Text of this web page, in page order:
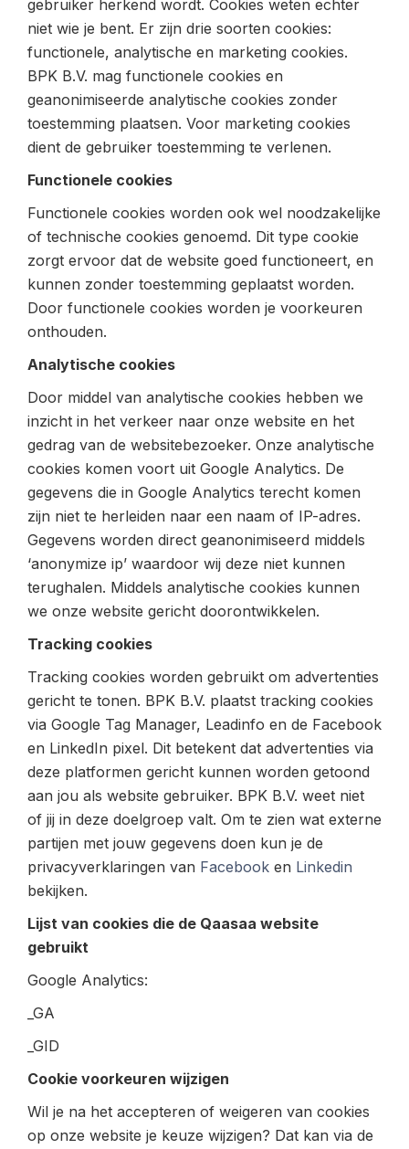
gebruiker herkend wordt. Cookies weten echter
niet wie je bent. Er zijn drie soorten cookies:
functionele, analytische en marketing cookies.
BPK B.V. mag functionele cookies en
geanonimiseerde analytische cookies zonder
toestemming plaatsen. Voor marketing cookies
dient de gebruiker toestemming te verlenen.
Functionele cookies
Functionele cookies worden ook wel noodzakelijke
of technische cookies genoemd. Dit type cookie
zorgt ervoor dat de website goed functioneert, en
kunnen zonder toestemming geplaatst worden.
Door functionele cookies worden je voorkeuren
onthouden.
Analytische cookies
Door middel van analytische cookies hebben we
inzicht in het verkeer naar onze website en het
gedrag van de websitebezoeker. Onze analytische
cookies komen voort uit Google Analytics. De
gegevens die in Google Analytics terecht komen
zijn niet te herleiden naar een naam of IP-adres.
Gegevens worden direct geanonimiseerd middels
‘anonymize ip’ waardoor wij deze niet kunnen
terughalen. Middels analytische cookies kunnen
we onze website gericht doorontwikkelen.
Tracking cookies
Tracking cookies worden gebruikt om advertenties
gericht te tonen. BPK B.V. plaatst tracking cookies
via Google Tag Manager, Leadinfo en de Facebook
en LinkedIn pixel. Dit betekent dat advertenties via
deze platformen gericht kunnen worden getoond
aan jou als website gebruiker. BPK B.V. weet niet
of jij in deze doelgroep valt. Om te zien wat externe
partijen met jouw gegevens doen kun je de
privacyverklaringen van Facebook en Linkedin
bekijken.
Lijst van cookies die de Qaasaa website
gebruikt
Google Analytics:
_GA
_GID
Cookie voorkeuren wijzigen
Wil je na het accepteren of weigeren van cookies
op onze website je keuze wijzigen? Dat kan via de